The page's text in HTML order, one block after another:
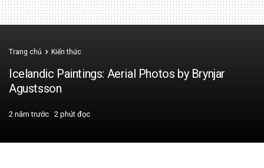
Trang chủ Kiến thức
Icelandic Paintings: Aerial Photos by Brynjar
Agustsson
2 năm trước 2 phút đọc